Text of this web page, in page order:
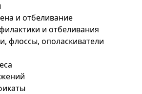
и отбеливание
и отбеливания
флоссы, ополаскиватели